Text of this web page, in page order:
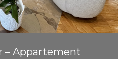
– Appartement